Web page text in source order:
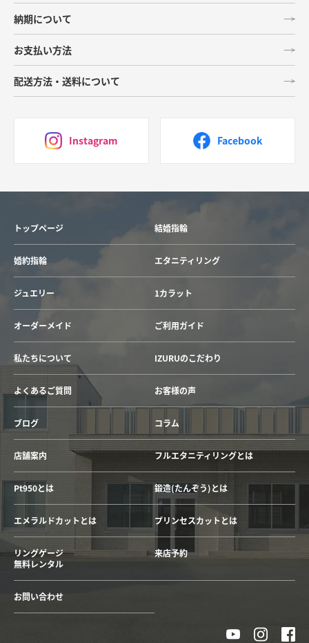
納期について
お支払い方法
配送方法・送料について
Instagram Facebook
トップページ 結婚指輪
婚約指輪 エタニティリング
ジュエリー 1カラット
オーダーメイド ご利用ガイド
私たちについて IZURUのこだわり
よくあるご質問 お客様の声
ブログ コラム
店舗案内 フルエタニティリングとは
Pt950とは 鍛造(たんぞう)とは
エメラルドカットとは プリンセスカットとは
リングゲージ
無料レンタル
来店予約
お問い合わせ